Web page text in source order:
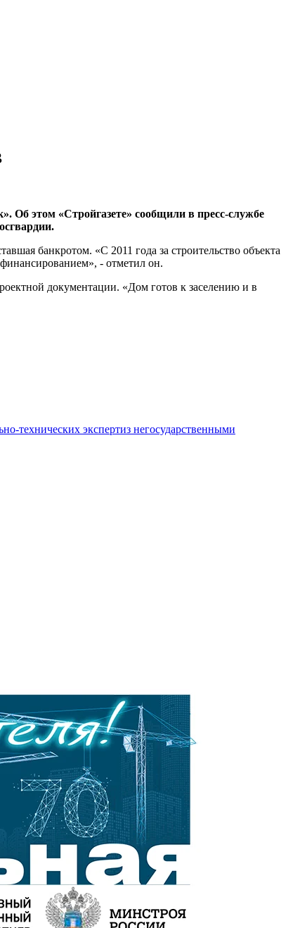
Об этом «Стройгазете» сообщили в пресс-службе
банкротом. «С 2011 года за строительство объекта
- отметил он.
документации. «Дом готов к заселению и в
технических экспертиз негосударственными